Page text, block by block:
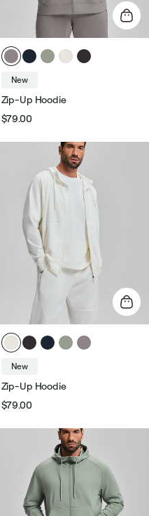
New
Zip-Up Hoodie
Звичайна
ціна
$79.00
розпродажу
New
Zip-Up Hoodie
Звичайна
ціна
$79.00
розпродажу